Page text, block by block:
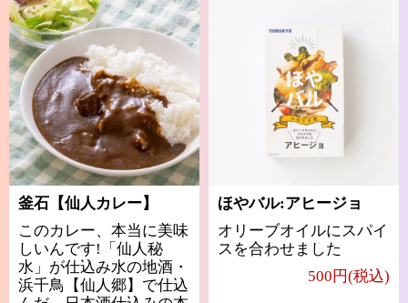
釜石【仙人カレー】
このカレー、本当に美味
しいんです!「仙人秘
水」が仕込み水の地酒・
浜千鳥【仙人郷】で仕込
ほやバル:アヒージョ
オリーブオイルにスパイ
スを合わせました
500円(税込)